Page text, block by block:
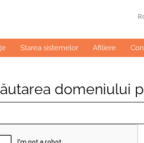
Starea sistemelor Afiliere
domeniului